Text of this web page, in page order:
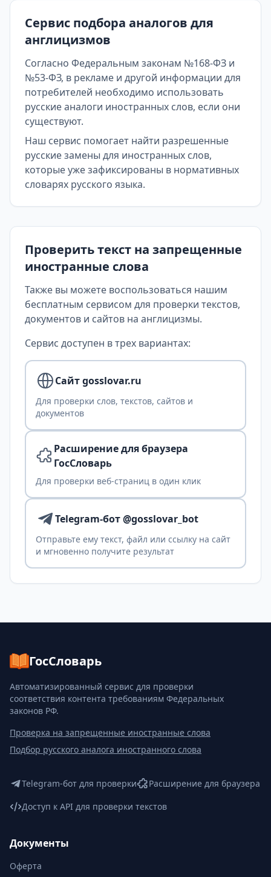
Сервис подбора аналогов для
англицизмов
Согласно Федеральным законам №168-ФЗ и
№53-ФЗ, в рекламе и другой информации для
потребителей необходимо использовать
русские аналоги иностранных слов, если они
существуют.
Наш сервис помогает найти разрешенные
русские замены для иностранных слов,
которые уже зафиксированы в нормативных
словарях русского языка.
Проверить текст на запрещенные
иностранные слова
Также вы можете воспользоваться нашим
бесплатным сервисом для проверки текстов,
документов и сайтов на англицизмы.
Сервис доступен в трех вариантах:
Сайт gosslovar.ru
Для проверки слов, текстов, сайтов и
документов
Расширение для браузера
ГосСловарь
Для проверки веб-страниц в один клик
Telegram-бот @gosslovar_bot
Отправьте ему текст, файл или ссылку на сайт
и мгновенно получите результат
ГосСловарь
Автоматизированный сервис для проверки
соответствия контента требованиям Федеральных
законов РФ.
Проверка на запрещенные иностранные слова
Подбор русского аналога иностранного слова
Telegram-бот для проверки
Расширение для браузера
Доступ к API для проверки текстов
Документы
Оферта